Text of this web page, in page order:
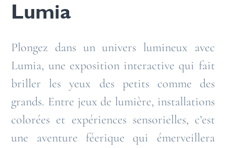
Lumia
Plongez dans un univers lumineux avec
Lumia, une exposition interactive qui fait
briller les yeux des petits comme des
grands. Entre jeux de lumière, installations
colorées et expériences sensorielles, c’est
une aventure féerique qui émerveillera